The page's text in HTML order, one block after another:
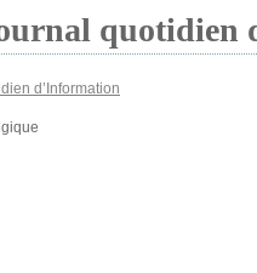
quotidien
d’Information